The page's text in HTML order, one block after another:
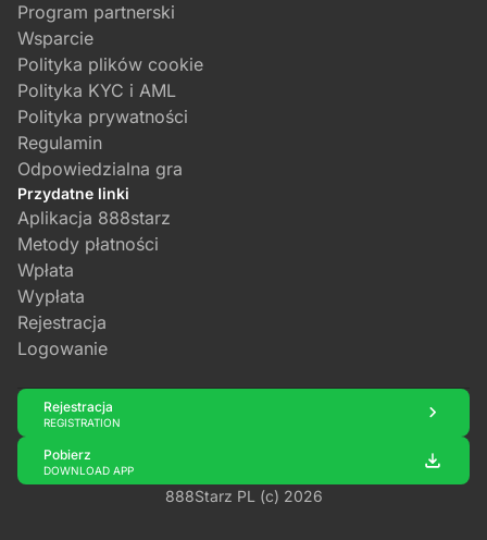
Program partnerski
Wsparcie
Polityka plików cookie
Polityka KYC i AML
Polityka prywatności
Regulamin
Odpowiedzialna gra
Przydatne linki
Aplikacja 888starz
Metody płatności
Wpłata
Wypłata
Rejestracja
Logowanie
Rejestracja
REGISTRATION
Pobierz
DOWNLOAD APP
888Starz PL (c) 2026